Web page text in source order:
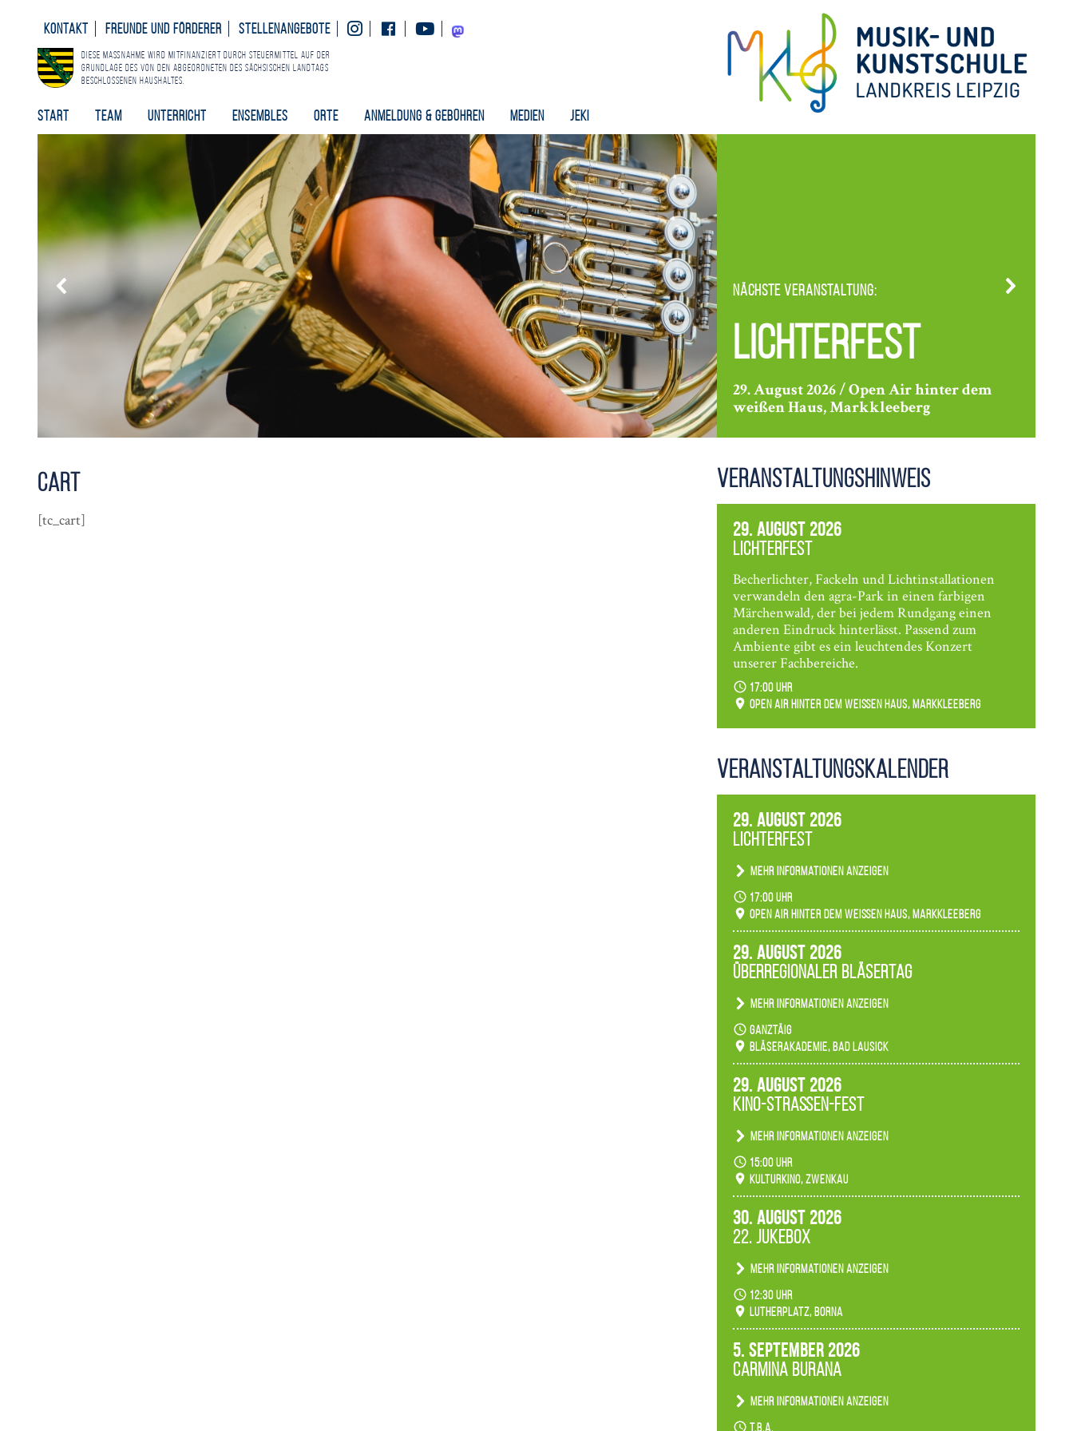
Kontakt Freunde und Förderer Stellenangebote InstagramFacebookYoutubeMastodon
Diese Maßnahme wird mitfinanziert durch Steuermittel auf der
Grundlage des von den Abgeordneten des Sächsischen Landtags
beschlossenen Haushaltes.
Start Team Unterricht Ensembles Orte Anmeldung & Gebühren Medien Jeki
Nächste Veranstaltung:
Lichterfest
29. August 2026 / Open Air hinter dem
weißen Haus, Markkleeberg
Cart
[tc_cart]
Veranstaltungshinweis
29. August 2026
Lichterfest
Becherlichter, Fackeln und Lichtinstallationen
verwandeln den agra-Park in einen farbigen
Märchenwald, der bei jedem Rundgang einen
anderen Eindruck hinterlässt. Passend zum
Ambiente gibt es ein leuchtendes Konzert
unserer Fachbereiche.
17:00 Uhr
Open Air hinter dem weißen Haus, Markkleeberg
Veranstaltungs­kalender
29. August 2026
Lichterfest
Mehr Informationen anzeigen
Becherlichter, Fackeln und Lichtinstallationen
verwandeln den agra-Park in einen farbigen
Märchenwald, der bei jedem Rundgang einen
Ambiente gibt es ein leuchtendes Konzert
unserer Fachbereiche.
17:00 Uhr
Open Air hinter dem weißen Haus, Markkleeberg
29. August 2026
Überregionaler Bläsertag
Mehr Informationen anzeigen
Teilnahme der Bläserklassen.
ganztäig
Bläserakademie, Bad Lausick
29. August 2026
Kino-Straßen-Fest
Mehr Informationen anzeigen
Konzert unserer Zwenkauer Schüler und
Schülerinnen zum Fest des Kulturkinos.
15:00 Uhr
Kulturkino, Zwenkau
30. August 2026
22. Jukebox
Mehr Informationen anzeigen
Anlässlicher der 775-Jahrfeier der Stadt Borna
spielen wir noch einmal unser aktuelles
Jukeboxprogramm zum Stadtfest.
12:30 Uhr
Lutherplatz, Borna
5. September 2026
Carmina Burana
Mehr Informationen anzeigen
Tanztheater der Quertänzer Borna.
t.b.a.